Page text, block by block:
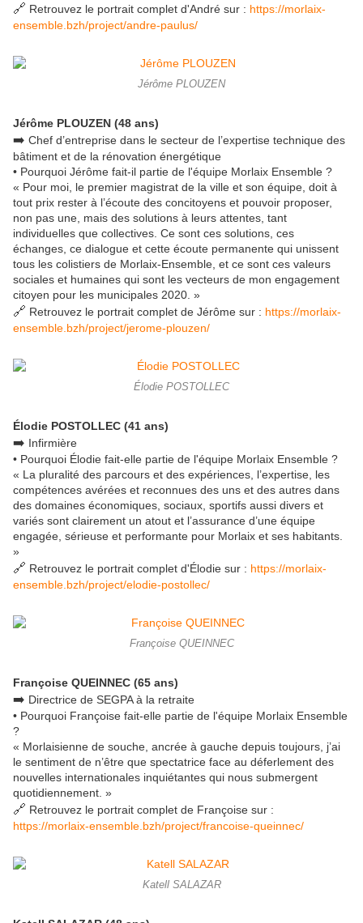
🔗 Retrouvez le portrait complet d'André sur : https://morlaix-
ensemble.bzh/project/andre-paulus/
Jérôme PLOUZEN
Jérôme PLOUZEN (48 ans)
➡️ Chef d’entreprise dans le secteur de l’expertise technique des
bâtiment et de la rénovation énergétique
• Pourquoi Jérôme fait-il partie de l'équipe Morlaix Ensemble ?
« Pour moi, le premier magistrat de la ville et son équipe, doit à
tout prix rester à l’écoute des concitoyens et pouvoir proposer,
non pas une, mais des solutions à leurs attentes, tant
individuelles que collectives. Ce sont ces solutions, ces
échanges, ce dialogue et cette écoute permanente qui unissent
tous les colistiers de Morlaix-Ensemble, et ce sont ces valeurs
sociales et humaines qui sont les vecteurs de mon engagement
citoyen pour les municipales 2020. »
🔗 Retrouvez le portrait complet de Jérôme sur : https://morlaix-
ensemble.bzh/project/jerome-plouzen/
Élodie POSTOLLEC
Élodie POSTOLLEC (41 ans)
➡️ Infirmière
• Pourquoi Élodie fait-elle partie de l'équipe Morlaix Ensemble ?
« La pluralité des parcours et des expériences, l’expertise, les
compétences avérées et reconnues des uns et des autres dans
des domaines économiques, sociaux, sportifs aussi divers et
variés sont clairement un atout et l’assurance d’une équipe
engagée, sérieuse et performante pour Morlaix et ses habitants.
»
🔗 Retrouvez le portrait complet d'Élodie sur : https://morlaix-
ensemble.bzh/project/elodie-postollec/
Françoise QUEINNEC
Françoise QUEINNEC (65 ans)
➡️ Directrice de SEGPA à la retraite
• Pourquoi Françoise fait-elle partie de l'équipe Morlaix Ensemble
?
« Morlaisienne de souche, ancrée à gauche depuis toujours, j’ai
le sentiment de n’être que spectatrice face au déferlement des
nouvelles internationales inquiétantes qui nous submergent
quotidiennement. »
🔗 Retrouvez le portrait complet de Françoise sur :
https://morlaix-ensemble.bzh/project/francoise-queinnec/
Katell SALAZAR